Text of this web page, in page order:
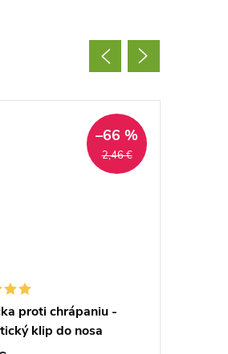
2,46 €
–66 %
proti chrápaniu -
klip do nosa